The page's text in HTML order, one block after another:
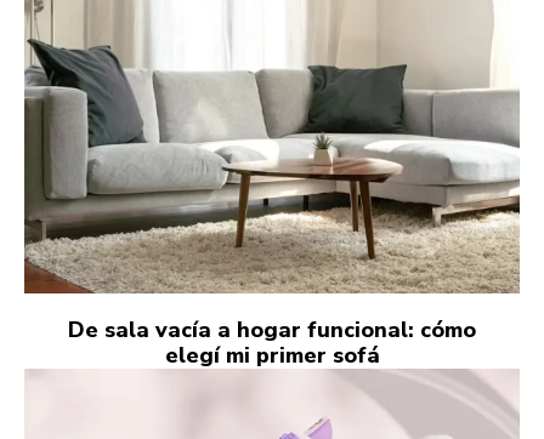
De sala vacía a hogar funcional: cómo
elegí mi primer sofá